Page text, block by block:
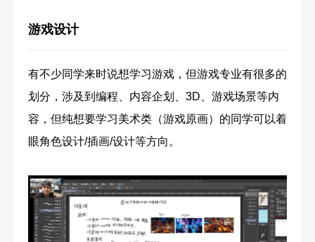
游戏设计
有不少同学来时说想学习游戏，但游戏专业有很多的
划分，涉及到编程、内容企划、3D、游戏场景等内
容，但纯想要学习美术类（游戏原画）的同学可以着
眼角色设计/插画/设计等方向。